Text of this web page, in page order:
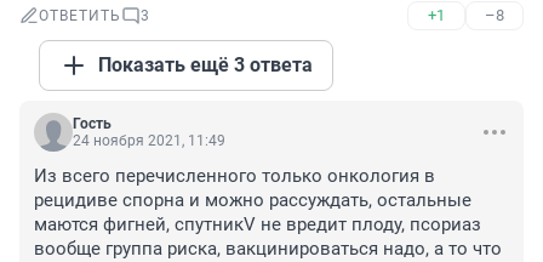
ОТВЕТИТЬ 3 +1 –8
Показать ещё 3 ответа
Гость
24 ноября 2021, 11:49
Из всего перечисленного только онкология в
рецидиве спорна и можно рассуждать, остальные
маются фигней, спутникV не вредит плоду, псориаз
вообще группа риска, вакцинироваться надо, а то что